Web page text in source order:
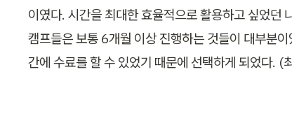
이였다. 시간을 최대한 효율적으로 활용하고 싶었던
캠프들은 보통 6개월 이상 진행하는 것들이 대부분
간에 수료를 할 수 있었기 때문에 선택하게 되었다. (